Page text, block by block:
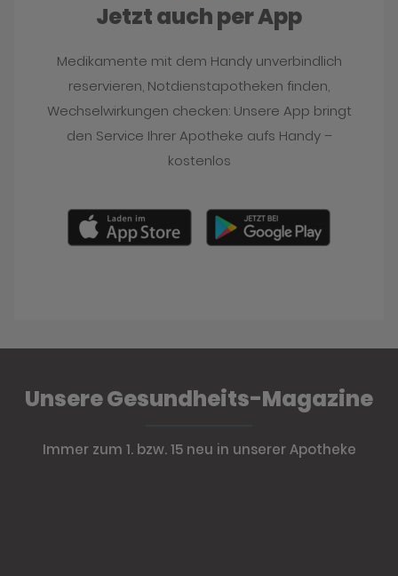
Jetzt auch per App
Medikamente mit dem Handy unverbindlich
reservieren, Notdienstapotheken finden,
Wechselwirkungen checken: Unsere App bringt
den Service Ihrer Apotheke aufs Handy –
kostenlos
Unsere Gesundheits-Magazine
Immer zum 1. bzw. 15 neu in unserer Apotheke